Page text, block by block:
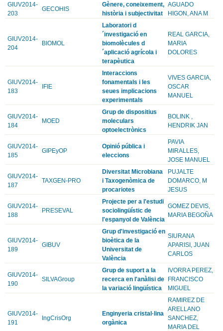
GIUV2014-
203
GECOHIS
Gènere, coneixement,
història i subjectivitat
AGUADO
HIGON, ANA M
GIUV2014-
204
BIOMOL
Laboratori d
´investigació en
biomolècules d
´aplicació agrícola i
terapèutica
REAL GARCIA,
MARIA
DOLORES
GIUV2014-
183
IFIE
Interaccions
fonamentals i les
seues implicacions
experimentals
VIVES GARCIA,
OSCAR
MANUEL
GIUV2014-
184
MOED
Grup de dispositius
moleculars
optoelectrònics
BOLINK ,
HENDRIK JAN
GIUV2014-
185
GIPEyOP
Opinió pública i
eleccions
PAVIA
MIRALLES,
JOSE MANUEL
GIUV2014-
187
TAXGEN-PRO
Diversitat Microbiana
i Taxogenòmica de
procariotes
PUJALTE
DOMARCO, M
JESUS
GIUV2014-
188
PRESEVAL
Projecte per a l'estudi
sociolingüístic de
l'espanyol de València
GOMEZ DEVIS,
MARIA BEGOÑA
GIUV2014-
189
GIBUV
Grup d'investigació en
bioètica de la
Universitat de
València
SIURANA
APARISI, JUAN
CARLOS
GIUV2014-
190
SILVAGroup
Grup de suport a la
recerca en l'anàlisi de
la variació lingüística
IVORRA PEREZ,
FRANCISCO
MIGUEL
GIUV2014-
191
IngCrisOrg
Enginyeria cristal·lina
orgànica
RAMIREZ DE
ARELLANO
SANCHEZ,
MARIA DEL